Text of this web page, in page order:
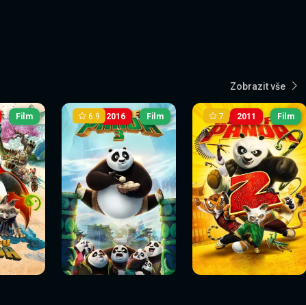
Zobrazit vše
Film 2016
Sledovat
nyní
6.9 Film
Sledovat nyní
2011
Sledovat
nyní
7 Film
Sledovat nyní